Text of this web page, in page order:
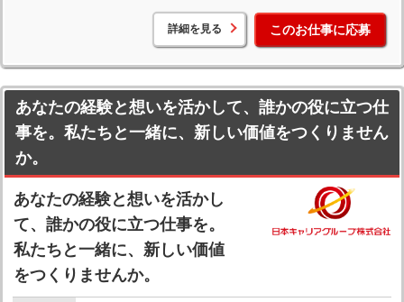
詳細を見る このお仕事に応募
あなたの経験と想いを活かして、誰かの役に立つ仕
事を。私たちと一緒に、新しい価値をつくりません
か。
あなたの経験と想いを活かし
て、誰かの役に立つ仕事を。
私たちと一緒に、新しい価値
をつくりませんか。